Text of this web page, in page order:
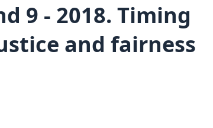
9 - 2018. Timing
and fairness